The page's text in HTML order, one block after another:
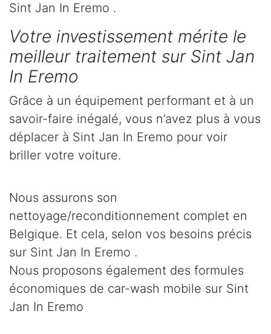
Sint Jan In Eremo .
Votre investissement mérite le
meilleur traitement sur Sint Jan
In Eremo
Grâce à un équipement performant et à un
savoir-faire inégalé, vous n’avez plus à vous
déplacer à Sint Jan In Eremo pour voir
briller votre voiture.
Nous assurons son
nettoyage/reconditionnement complet en
Belgique. Et cela, selon vos besoins précis
sur Sint Jan In Eremo .
Nous proposons également des formules
économiques de car-wash mobile sur Sint
Jan In Eremo